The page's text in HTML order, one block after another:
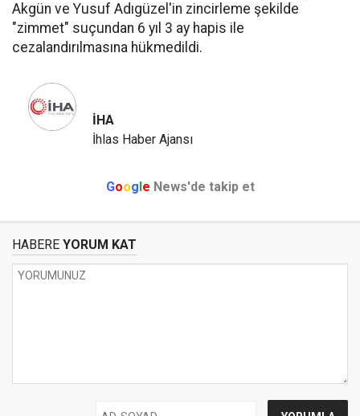
Akgün ve Yusuf Adıgüzel'in zincirleme şekilde
"zimmet" suçundan 6 yıl 3 ay hapis ile
cezalandırılmasına hükmedildi.
İHA
İhlas Haber Ajansı
Google News'de takip et
HABERE YORUM KAT